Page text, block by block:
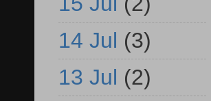
14 Jul (3)
13 Jul (2)